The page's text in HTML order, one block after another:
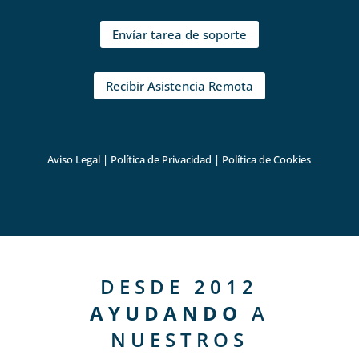
Envíar tarea de soporte
Recibir Asistencia Remota
Aviso Legal | Política de Privacidad | Política de Cookies
DESDE 2012
AYUDANDO A
NUESTROS